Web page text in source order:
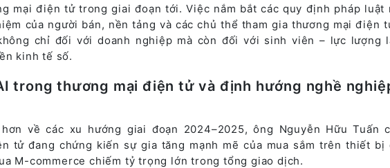
mại điện tử trong giai đoạn tới. Việc nắm bắt các quy định pháp luật
của người bán, nền tảng và các chủ thể tham gia thương mại điện
chỉ đối với doanh nghiệp mà còn đối với sinh viên – lực lượng
kinh tế số.
trong thương mại điện tử và định hướng nghề
về các xu hướng giai đoạn 2024–2025, ông Nguyễn Hữu Tuấn
tử đang chứng kiến sự gia tăng mạnh mẽ của mua sắm trên thiết bị
M-commerce chiếm tỷ trọng lớn trong tổng giao dịch.